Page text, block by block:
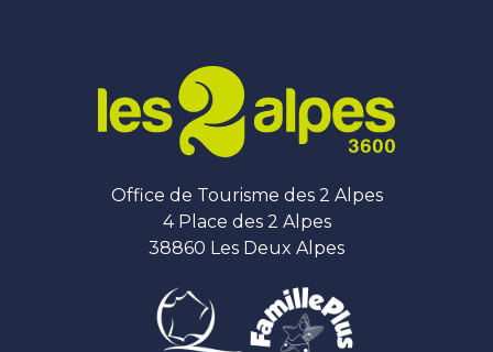
Office de Tourisme des 2 Alpes
4 Place des 2 Alpes
38860 Les Deux Alpes